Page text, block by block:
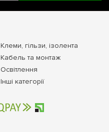
Клеми, гільзи, ізолента
Кабель та монтаж
Освітлення
Інші категорії